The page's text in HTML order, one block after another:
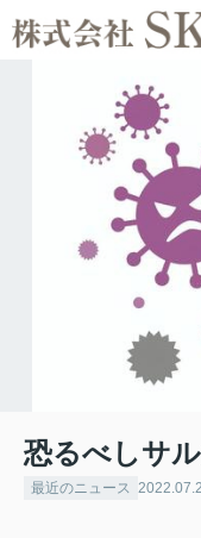
恐るべしサ
最近のニュース